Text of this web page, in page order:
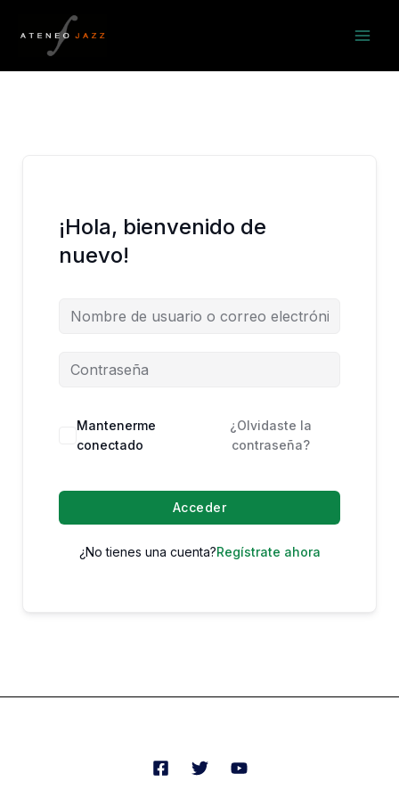
contenido
¡Hola, bienvenido de
nuevo!
Mantenerme
conectado
¿Olvidaste la
contraseña?
Acceder
¿No tienes una cuenta?Regístrate ahora